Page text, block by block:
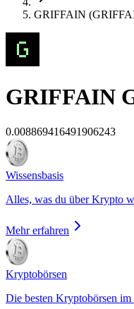
GRIFFAIN
GRIFFAIN
0.008869416491906243
Wissensbasis
Alles, was du über Krypto
Mehr erfahren
Kryptobörsen
Die besten Kryptobörsen im